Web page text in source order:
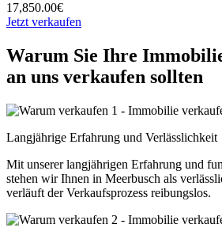
17,850.00€
Jetzt verkaufen
Warum Sie Ihre
an uns verkaufen sollten
Langjährige Erfahrung und Verlässlichkeit
Mit unserer langjährigen Erfahrung und
stehen wir Ihnen in Meerbusch als
verläuft der Verkaufsprozess reibungslos.